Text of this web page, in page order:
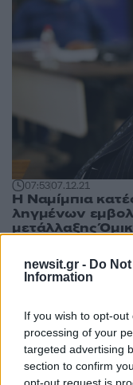
newsit.gr - Do
Information
If you wish to opt-
processing of your
targeted advertising
section to confirm
opt-out request is
07:5307.12.21
Η Ναμίμπια
ληγμένων
μετάλλαξης